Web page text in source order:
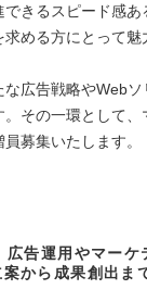
きるスピード感あ
める方にとって魅
広告戦略やWeb
その一環として
募集いたします。
告運用やマーケ
から成果創出ま